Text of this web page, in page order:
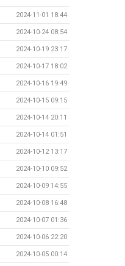
2024-11-01 18:44
2024-10-24 08:54
2024-10-19 23:17
2024-10-17 18:02
2024-10-16 19:49
2024-10-15 09:15
2024-10-14 20:11
2024-10-14 01:51
2024-10-12 13:17
2024-10-10 09:52
2024-10-09 14:55
2024-10-08 16:48
2024-10-07 01:36
2024-10-06 22:20
2024-10-05 00:14